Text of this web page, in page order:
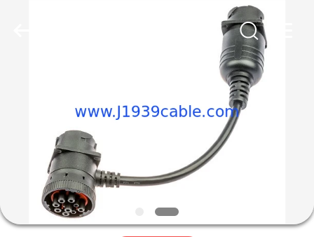
ÜRÜN:%
HAKKIMIZDA
FABRIKA